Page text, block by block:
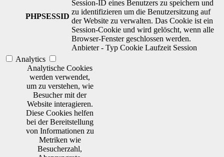
PHPSESSID
Session-ID eines Benutzers zu speichern und
zu identifizieren um die Benutzersitzung auf
der Website zu verwalten. Das Cookie ist ein
Session-Cookie und wird gelöscht, wenn alle
Browser-Fenster geschlossen werden.
Anbieter - Typ Cookie Laufzeit Session
Analytics
Analytische Cookies
werden verwendet,
um zu verstehen, wie
Besucher mit der
Website interagieren.
Diese Cookies helfen
bei der Bereitstellung
von Informationen zu
Metriken wie
Besucherzahl,